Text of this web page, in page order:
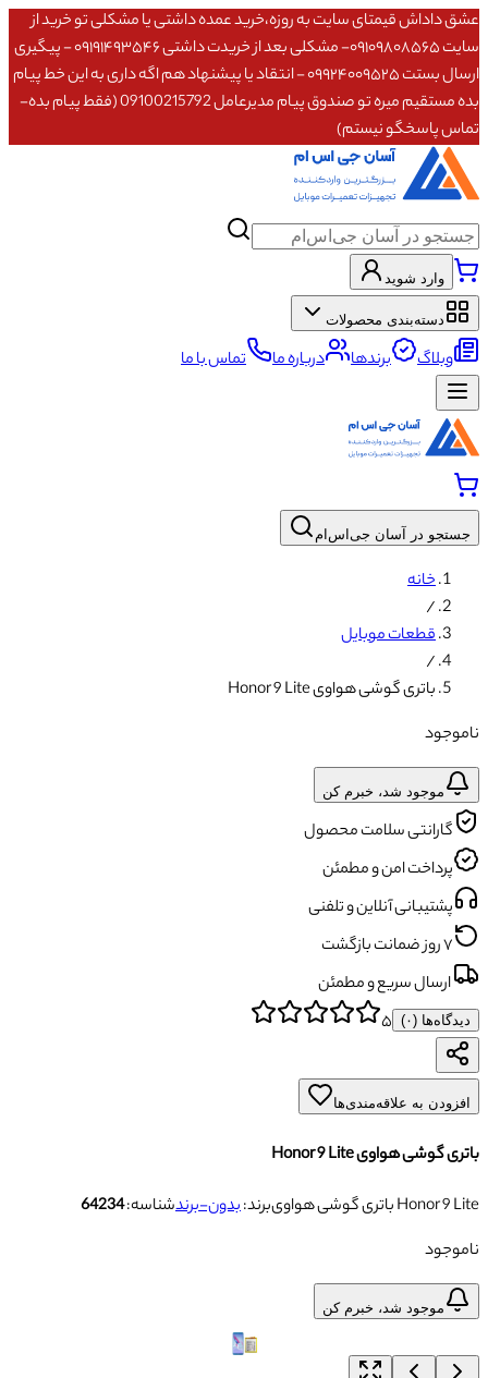
عشق داداش قیمتای سایت به روزه،خرید عمده داشتی یا مشکلی تو خرید از
سایت ۰۹۱۰۹۸۰۸۵۶۵- مشکلی بعد از خریدت داشتی ۰۹۱۹۱۴۹۳۵۴۶ - پیگیری
ارسال بستت ۰۹۹۲۴۰۰۹۵۲۵ - انتقاد یا پیشنهاد هم اگه داری به این خط پیام
بده مستقیم میره تو صندوق پیام مدیرعامل 09100215792 (فقط پیام بده-
تماس پاسخگو نیستم)
وارد شوید
دسته‌بندی محصولات
وبلاگ برندها درباره ما تماس با ما
جستجو در آسان جی‌اس‌ام
خانه
/
قطعات موبایل
/
باتری گوشی هواوی Honor 9 Lite
ناموجود
موجود شد، خبرم کن
گارانتی سلامت محصول
پرداخت امن و مطمئن
پشتیبانی آنلاین و تلفنی
۷ روز ضمانت بازگشت
ارسال سریع و مطمئن
دیدگاه‌ها (۰) ۵
افزودن به علاقه‌مندی‌ها
باتری گوشی هواوی Honor 9 Lite
باتری گوشی هواوی Honor 9 Lite
برند:بدون-برندشناسه:64234
ناموجود
موجود شد، خبرم کن